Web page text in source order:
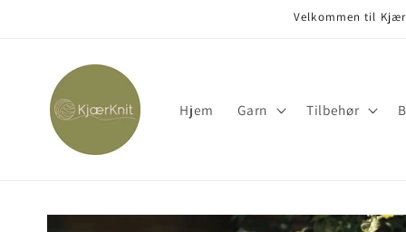
Velkommen til
Hjem Garn Tilbehør